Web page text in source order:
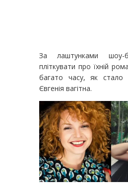
За лаштунками шоу-
пліткувати про їхній
багато часу, як
Євгенія вагітна.